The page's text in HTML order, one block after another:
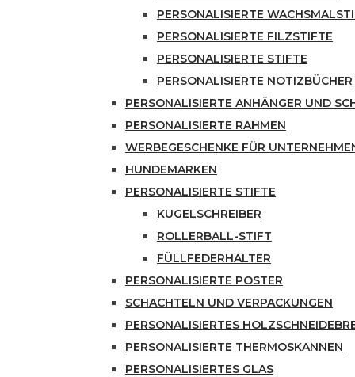
PERSONALISIERTE
PERSONALISIERTE FILZSTIFTE
PERSONALISIERTE STIFTE
PERSONALISIERTE NOTIZBÜCHER
PERSONALISIERTE ANHÄNGER UND
PERSONALISIERTE RAHMEN
WERBEGESCHENKE FÜR
HUNDEMARKEN
PERSONALISIERTE STIFTE
KUGELSCHREIBER
ROLLERBALL-STIFT
FÜLLFEDERHALTER
PERSONALISIERTE POSTER
SCHACHTELN UND VERPACKUNGEN
PERSONALISIERTES
PERSONALISIERTE THERMOSKANNEN
PERSONALISIERTES GLAS